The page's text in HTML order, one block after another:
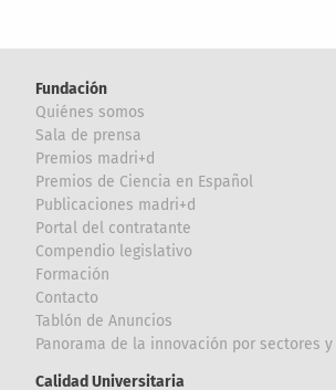
Fundación
Quiénes somos
Sala de prensa
Premios madri+d
Premios de Ciencia en Español
Publicaciones madri+d
Portal del contratante
Compendio legislativo
Formación
Contacto
Tablón de Anuncios
Panorama de la innovación por sectores
Calidad Universitaria